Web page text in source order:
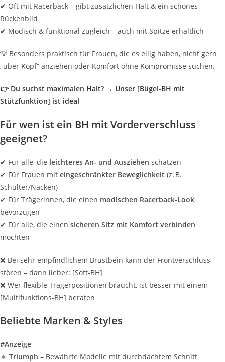
✔ Oft mit Racerback – gibt zusätzlichen Halt & ein schönes
Rückenbild
✔ Modisch & funktional zugleich – auch mit Spitze erhältlich
💡 Besonders praktisch für Frauen, die es eilig haben, nicht gern
„über Kopf“ anziehen oder Komfort ohne Kompromisse suchen.
👉 Du suchst maximalen Halt? → Unser [Bügel-BH mit
Stützfunktion] ist ideal
Für wen ist ein BH mit Vorderverschluss
geeignet?
✔ Für alle, die leichteres An- und Ausziehen schätzen
✔ Für Frauen mit eingeschränkter Beweglichkeit (z. B.
Schulter/Nacken)
✔ Für Trägerinnen, die einen modischen Racerback-Look
bevorzugen
✔ Für alle, die einen sicheren Sitz mit Komfort verbinden
möchten
❌ Bei sehr empfindlichem Brustbein kann der Frontverschluss
stören – dann lieber: [Soft-BH]
❌ Wer flexible Trägerpositionen braucht, ist besser mit einem
[Multifunktions-BH] beraten
Beliebte Marken & Styles
#Anzeige
🔸 Triumph – Bewährte Modelle mit durchdachtem Schnitt